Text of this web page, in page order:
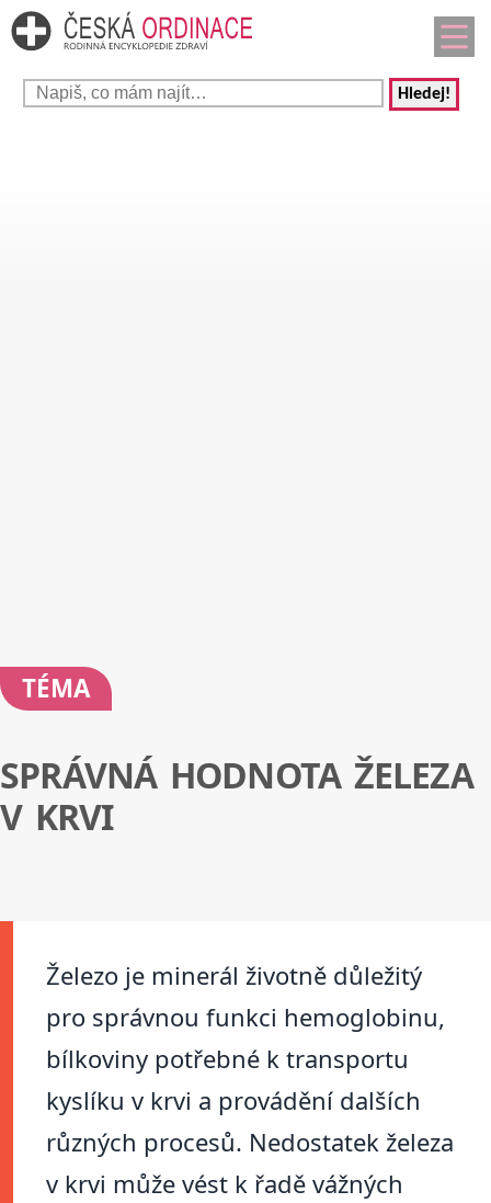
Hledej!
TÉMA
SPRÁVNÁ HODNOTA ŽELEZA
V KRVI
Železo je minerál životně důležitý
pro správnou funkci hemoglobinu,
bílkoviny potřebné k transportu
kyslíku v krvi a provádění dalších
různých procesů. Nedostatek železa
v krvi může vést k řadě vážných